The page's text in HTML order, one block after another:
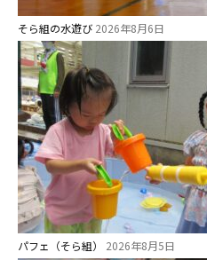
そら組の水遊び 2026年8月6日
パフェ（そら組） 2026年8月5日